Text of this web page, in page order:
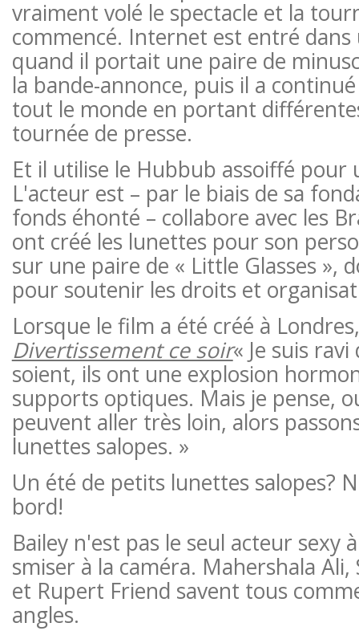
vraiment volé le spectacle et la
commencé. Internet est entré dans
quand il portait une paire de
la bande-annonce, puis il a
tout le monde en portant
tournée de presse.
Et il utilise le Hubbub assoiffé pour
L'acteur est – par le biais de sa
fonds éhonté – collabore avec les
ont créé les lunettes pour son
sur une paire de « Little Glasses »,
pour soutenir les droits et
Lorsque le film a été créé à
Divertissement ce soir« Je suis
soient, ils ont une explosion
supports optiques. Mais je pense,
peuvent aller très loin, alors
lunettes salopes. »
Un été de petits lunettes salopes?
bord!
Bailey n'est pas le seul acteur sexy
smiser à la caméra. Mahershala Ali,
et Rupert Friend savent tous
angles.